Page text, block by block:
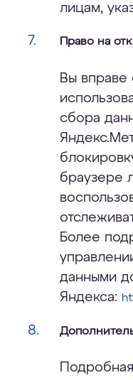
лицам,
Право на
Вы вправе
сбора
браузере
Более
данными
Яндекса: